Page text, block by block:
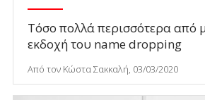
Τόσο πολλά περισσότερα από
εκδοχή του name dropping
Από τον Κώστα Σακκαλή, 03/03/2020